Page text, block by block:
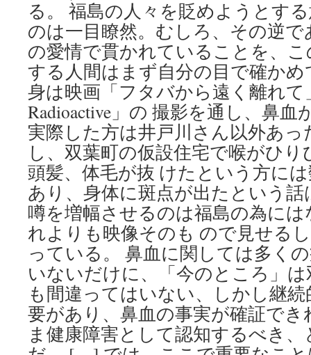
る。 福島の人々を貶めようとす
のは一目瞭然。むしろ、その逆
の愛情で貫かれていることを、
する人間はまず自分の目で確か
身は映画「フタバから遠く離れて
Radioactive」の 撮影を通し、鼻
実際した方は井戸川さん以外あ
し、双葉町の仮設住宅で喉がひ
頭髪、体毛が抜 けたという方に
あり、身体に斑点が出たという
噂を増幅させるのは福島の為に
れよりも映像そのも ので見せる
っている。 鼻血に関しては多く
いないだけに、「今のところ」
も間違ってはいない、しかし継
要があり、鼻血の事実が確証で
ま健康障害として認知するべき